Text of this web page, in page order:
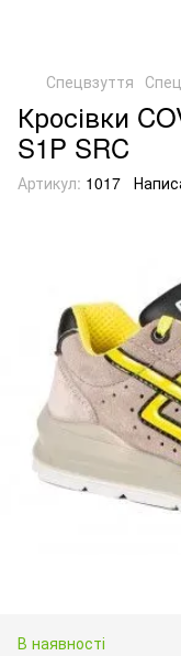
Спецвзуття
Кросівки
S1P SRC
Артикул: 1017
В наявності